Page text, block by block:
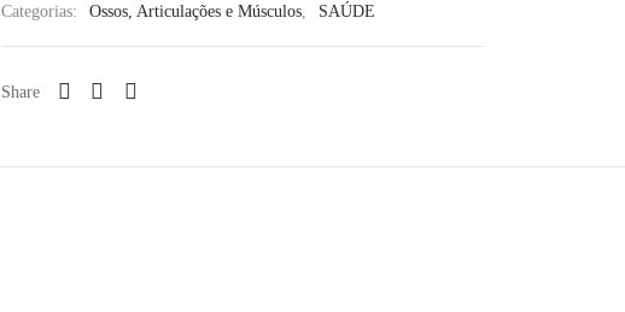
Categorias:
Ossos, Articulações e Músculos, SAÚDE
Share